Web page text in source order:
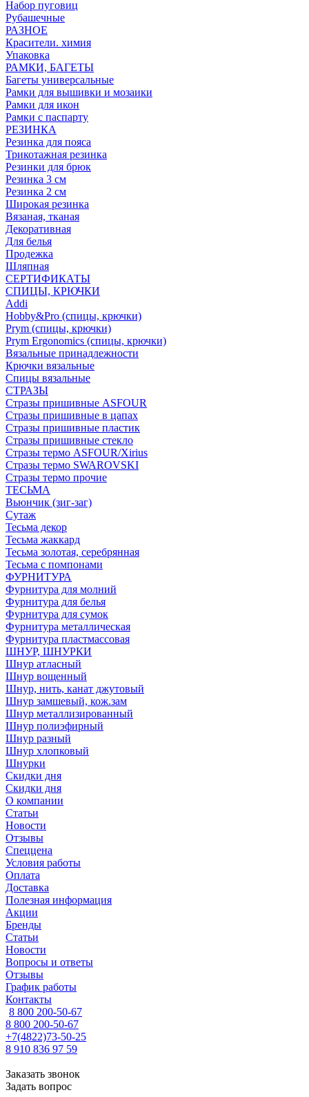
Набор пуговиц
Рубашечные
РАЗНОЕ
Красители. химия
Упаковка
РАМКИ, БАГЕТЫ
Багеты универсальные
Рамки для вышивки и мозаики
Рамки для икон
Рамки с паспарту
РЕЗИНКА
Резинка для пояса
Трикотажная резинка
Резинки для брюк
Резинка 3 см
Резинка 2 см
Широкая резинка
Вязаная, тканая
Декоративная
Для белья
Продежка
Шляпная
СЕРТИФИКАТЫ
СПИЦЫ, КРЮЧКИ
Addi
Hobby&Pro (спицы, крючки)
Prym (спицы, крючки)
Prym Ergonomics (спицы, крючки)
Вязальные принадлежности
Крючки вязальные
Спицы вязальные
СТРАЗЫ
Стразы пришивные ASFOUR
Стразы пришивные в цапах
Стразы пришивные пластик
Стразы пришивные стекло
Стразы термо ASFOUR/Xirius
Стразы термо SWAROVSKI
Стразы термо прочие
ТЕСЬМА
Вьюнчик (зиг-заг)
Сутаж
Тесьма декор
Тесьма жаккард
Тесьма золотая, серебрянная
Тесьма с помпонами
ФУРНИТУРА
Фурнитура для молний
Фурнитура для белья
Фурнитура для сумок
Фурнитура металлическая
Фурнитура пластмассовая
ШНУР, ШНУРКИ
Шнур атласный
Шнур вощенный
Шнур, нить, канат джутовый
Шнур замшевый, кож.зам
Шнур металлизированный
Шнур полиэфирный
Шнур разный
Шнур хлопковый
Шнурки
Скидки дня
Скидки дня
О компании
Статьи
Новости
Отзывы
Спеццена
Условия работы
Оплата
Доставка
Полезная информация
Акции
Бренды
Статьи
Новости
Вопросы и ответы
Отзывы
График работы
Контакты
8 800 200-50-67
8 800 200-50-67
+7(4822)73-50-25
8 910 836 97 59
Заказать звонок
Задать вопрос